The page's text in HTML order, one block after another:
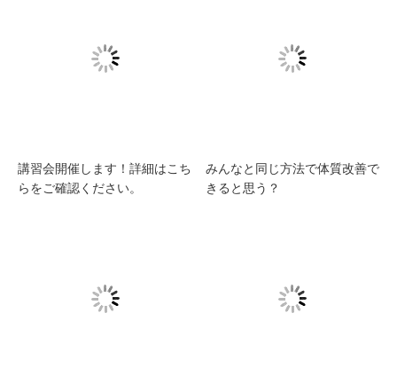
講習会開催します！詳細はこち
らをご確認ください。
みんなと同じ方法で体質改善で
きると思う？